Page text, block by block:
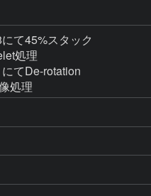
て45%スタック
処理
てDe-rotation
処理